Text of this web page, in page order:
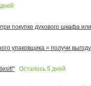
дней
покупке духового шкафа
упаковщика = получи
Осталось 5 дней